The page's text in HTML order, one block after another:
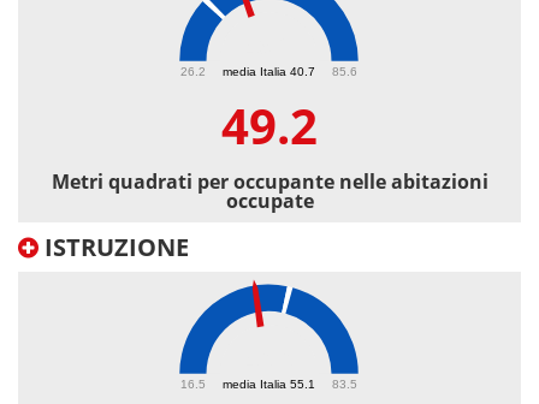
media Italia 40.7
26.2 85.6
49.2
Metri quadrati per occupante nelle abitazioni
occupate
ISTRUZIONE
media Italia 55.1
16.5 83.5